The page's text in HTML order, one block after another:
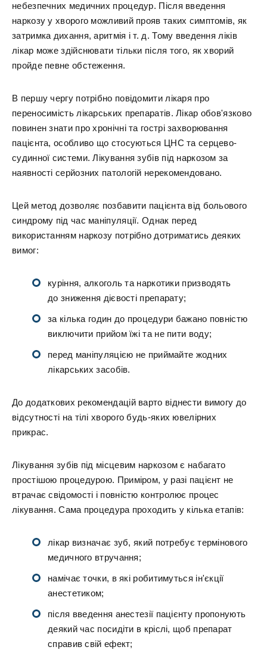
небезпечних медичних процедур. Після введення
наркозу у хворого можливий прояв таких симптомів, як
затримка дихання, аритмія і т. д. Тому введення ліків
лікар може здійснювати тільки після того, як хворий
пройде певне обстеження.
В першу чергу потрібно повідомити лікаря про
переносимість лікарських препаратів. Лікар обов'язково
повинен знати про хронічні та гострі захворювання
пацієнта, особливо що стосуються ЦНС та серцево-
судинної системи. Лікування зубів під наркозом за
наявності серйозних патологій нерекомендовано.
Цей метод дозволяє позбавити пацієнта від больового
синдрому під час маніпуляції. Однак перед
використанням наркозу потрібно дотриматись деяких
вимог:
куріння, алкоголь та наркотики призводять
до зниження дієвості препарату;
за кілька годин до процедури бажано повністю
виключити прийом їжі та не пити воду;
перед маніпуляцією не приймайте жодних
лікарських засобів.
До додаткових рекомендацій варто віднести вимогу до
відсутності на тілі хворого будь-яких ювелірних
прикрас.
Лікування зубів під місцевим наркозом є набагато
простішою процедурою. Приміром, у разі пацієнт не
втрачає свідомості і повністю контролює процес
лікування. Сама процедура проходить у кілька етапів:
лікар визначає зуб, який потребує термінового
медичного втручання;
намічає точки, в які робитимуться ін'єкції
анестетиком;
після введення анестезії пацієнту пропонують
деякий час посидіти в кріслі, щоб препарат
справив свій ефект;